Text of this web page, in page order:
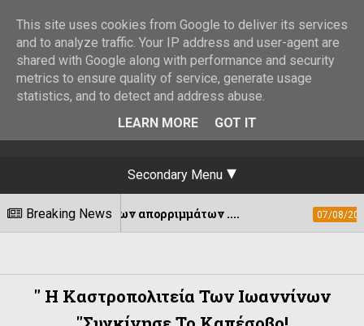
Secondary Menu
Breaking News
κάδων απορριμμάτων .... 07/08/2026 Εκδόθηκε
" Η Καστροπολιτεία Των Ιωαννίνων
This site uses cookies from Google to deliver its services
and to analyze traffic. Your IP address and user-agent are
shared with Google along with performance and security
metrics to ensure quality of service, generate usage
statistics, and to detect and address abuse.
LEARN MORE
GOT IT